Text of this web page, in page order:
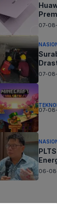
07-
07-
07-
06-